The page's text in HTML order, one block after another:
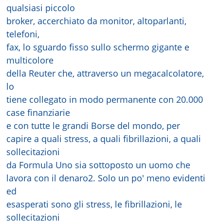
qualsiasi piccolo
broker, accerchiato da monitor, altoparlanti,
telefoni,
fax, lo sguardo fisso sullo schermo gigante e
multicolore
della Reuter che, attraverso un megacalcolatore,
lo
tiene collegato in modo permanente con 20.000
case finanziarie
e con tutte le grandi Borse del mondo, per
capire a quali stress, a quali fibrillazioni, a quali
sollecitazioni
da Formula Uno sia sottoposto un uomo che
lavora con il denaro2. Solo un po' meno evidenti
ed
esasperati sono gli stress, le fibrillazioni, le
sollecitazioni